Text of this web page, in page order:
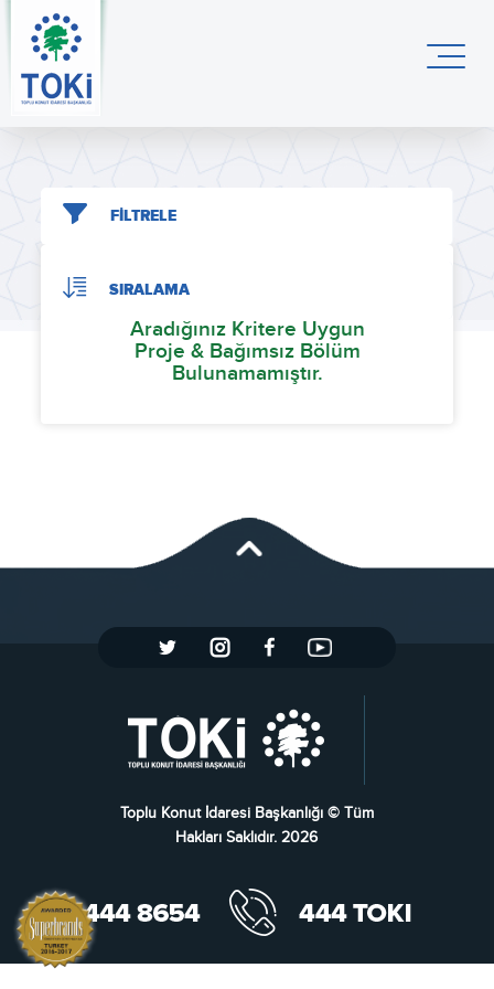
FİLTRELE
SIRALAMA
Aradığınız Kritere Uygun
Proje & Bağımsız Bölüm
Bulunamamıştır.
Toplu Konut İdaresi Başkanlığı © Tüm
Hakları Saklıdır. 2026